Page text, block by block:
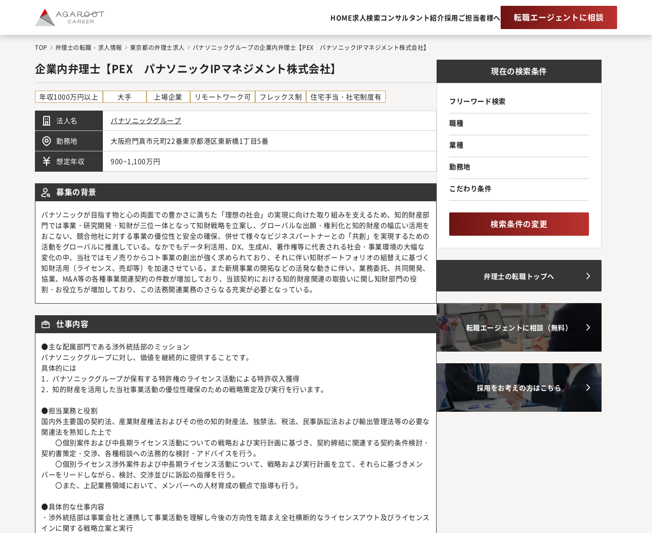
HOME求人検索コンサルタント紹介採用ご担当者様へ 転職エージェントに相談
TOP 弁理士の転職・求人情報 東京都の弁理士求人 パナソニックグループの企業内弁理士【PEX パナソニックIPマネジメント株式会社】
企業内弁理士【PEX パナソニックIPマネジメント株式会社】
年収1000万円以上 大手 上場企業 リモートワーク可 フレックス制 住宅手当・社宅制度有
法人名 パナソニックグループ
勤務地 大阪府門真市元町22番東京都港区東新橋1丁目5番
想定年収 900~1,100万円
募集の背景
パナソニックが目指す物と心の両面での豊かさに満ちた「理想の社会」の実現に向けた取り組みを支えるため、知的財産部
門では事業・研究開発・知財が三位一体となって知財戦略を立案し、グローバルな出願・権利化と知的財産の幅広い活用を
おこない、競合他社に対する事業の優位性と安全の確保、併せて様々なビジネスパートナーとの「共創」を実現するための
活動をグローバルに推進している。なかでもデータ利活用、DX、生成AI、著作権等に代表される社会・事業環境の大幅な
変化の中、当社ではモノ売りからコト事業の創出が強く求められており、それに伴い知財ポートフォリオの組替えに基づく
知財活用（ライセンス、売却等）を加速させている。また新規事業の開拓などの活発な動きに伴い、業務委託、共同開発、
協業、M&A等の各種事業関連契約の件数が増加しており、当該契約における知的財産関連の取扱いに関し知財部門の役
割・お役立ちが増加しており、この法務関連業務のさらなる充実が必要となっている。
仕事内容
●主な配属部門である渉外統括部のミッション
パナソニックグループに対し、価値を継続的に提供することです。
具体的には
1．パナソニックグループが保有する特許権のライセンス活動による特許収入獲得
2．知的財産を活用した当社事業活動の優位性確保のための戦略策定及び実行を行います。
●担当業務と役割
国内外主要国の契約法、産業財産権法およびその他の知的財産法、独禁法、税法、民事訴訟法および輸出管理法等の必要な
関連法を熟知した上で
〇個別案件および中長期ライセンス活動についての戦略および実行計画に基づき、契約締結に関連する契約条件検討・
契約書策定・交渉、各種相談への法務的な検討・アドバイスを行う。
〇個別ライセンス渉外案件および中長期ライセンス活動について、戦略および実行計画を立て、それらに基づきメン
バーをリードしながら、検討、交渉並びに訴訟の指揮を行う。
〇また、上記業務領域において、メンバーへの人材育成の観点で指導も行う。
●具体的な仕事内容
・渉外統括部は事業会社と連携して事業活動を理解し今後の方向性を踏まえ全社横断的なライセンスアウト及びライセンス
インに関する戦略立案と実行
現在の検索条件
フリーワード検索
職種
業種
勤務地
こだわり条件
検索条件の変更
弁理士の転職トップへ
転職エージェントに相談（無料）
採用をお考えの方はこちら